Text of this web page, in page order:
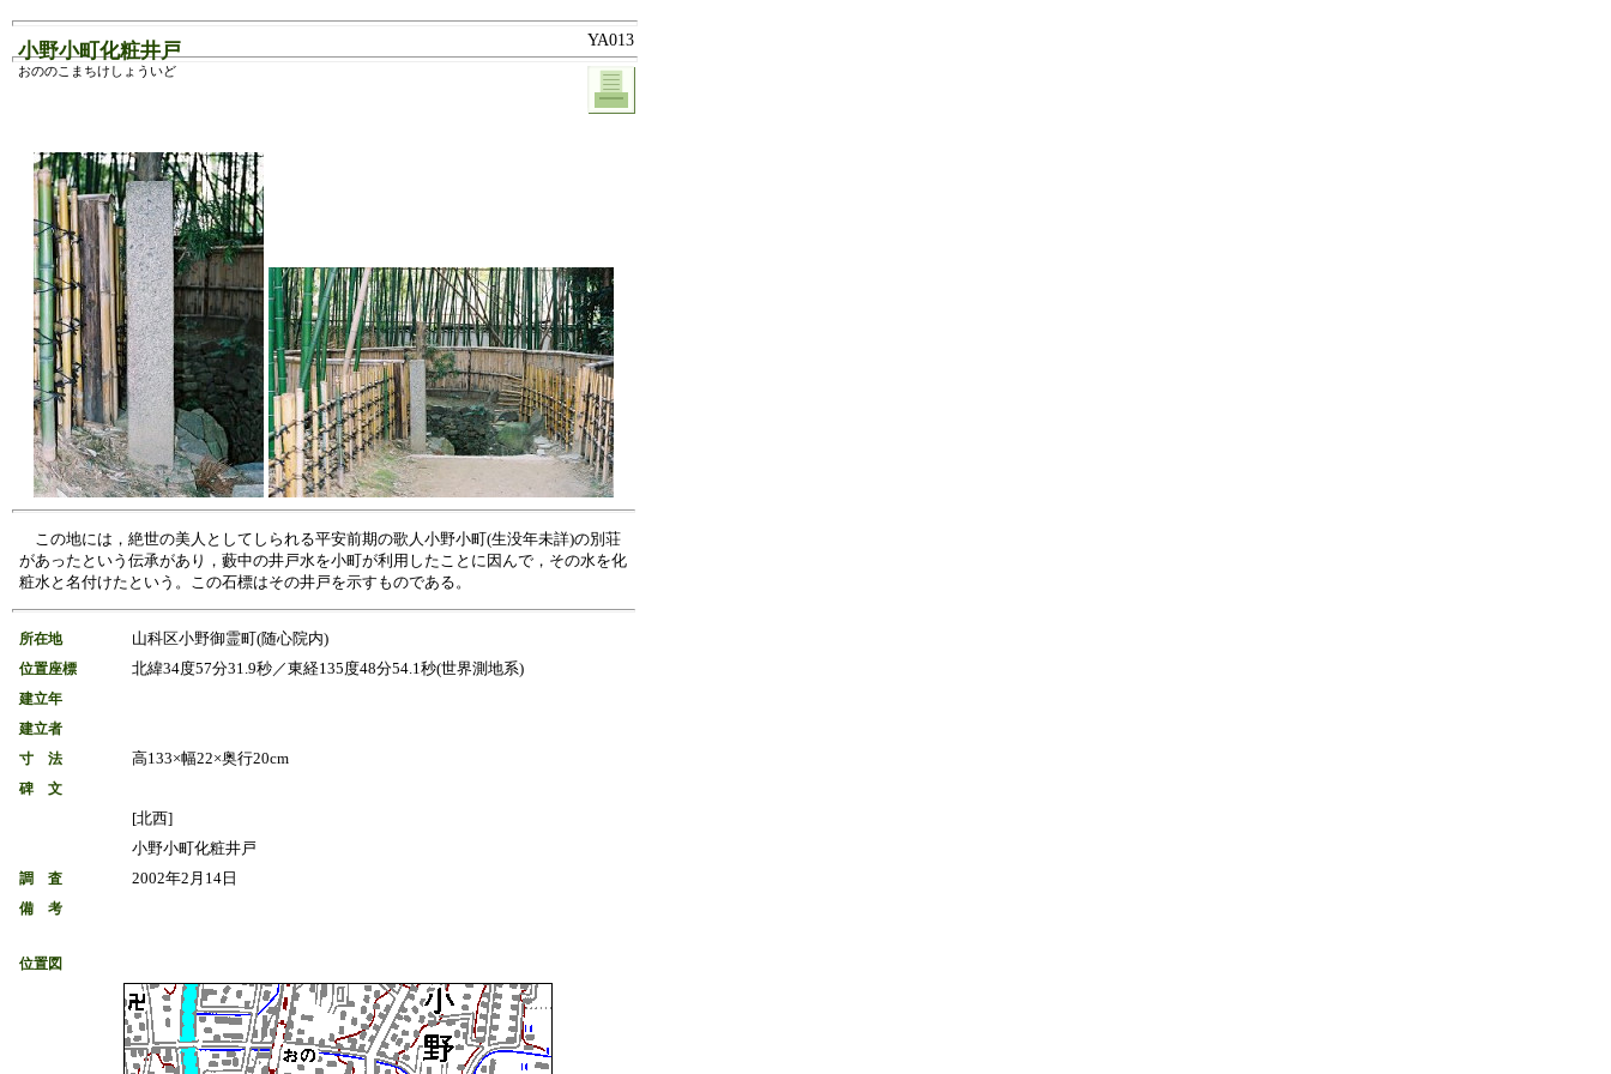
小野小町化粧井戸 YA013
おののこまちけしょういど
この地には，絶世の美人としてしられる平安前期の歌人小野小町(生没年未詳)の別荘
があったという伝承があり，藪中の井戸水を小町が利用したことに因んで，その水を化
粧水と名付けたという。この石標はその井戸を示すものである。
所在地 山科区小野御霊町(随心院内)
位置座標 北緯34度57分31.9秒／東経135度48分54.1秒(世界測地系)
建立年
建立者
寸 法
高133×幅22×奥行20cm
碑 文
[北西]
小野小町化粧井戸
調 査 2002年2月14日
備 考
位置図